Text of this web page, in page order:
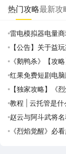
热门攻略最新攻
雷电模拟器电量
【公告】关于益
《鹅鸭杀》【攻
红果免费短剧电
【独家攻略】《
教程 | 云托管是什
费领取攻略
赵云与阿斗武将
《烈焰觉醒》必